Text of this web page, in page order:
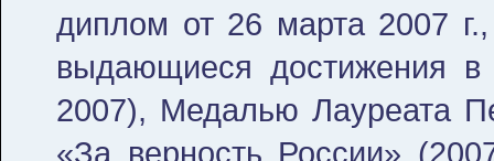
диплом от 26 марта 2007
выдающиеся достижения в
2007), Медалью Лауреата
«За верность России»